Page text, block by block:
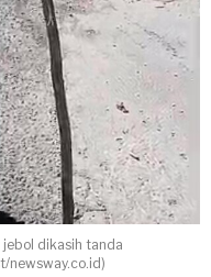
jebol dikasih tanda
newsway.co.id)